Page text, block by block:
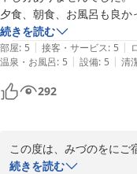
夕食、朝食、お風呂も良か
続きを読む
部屋: 5 | 接客・サービス: 5 |
温泉・お風呂: 5 | 設備: 5 | 清
292
この度は、みづのをにご
ました
続きを読む